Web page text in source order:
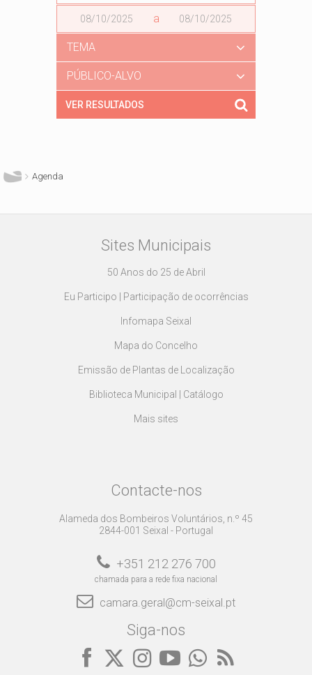
a
Data
TEMA
PÚBLICO-ALVO
Agenda
Sites Municipais
50 Anos do 25 de Abril
Eu Participo | Participação de ocorrências
Infomapa Seixal
Mapa do Concelho
Emissão de Plantas de Localização
Biblioteca Municipal | Catálogo
Mais sites
Contacte-nos
Alameda dos Bombeiros Voluntários, n.º 45
2844-001 Seixal - Portugal
+351 212 276 700
chamada para a rede fixa nacional
camara.geral@cm-seixal.pt
Siga-nos